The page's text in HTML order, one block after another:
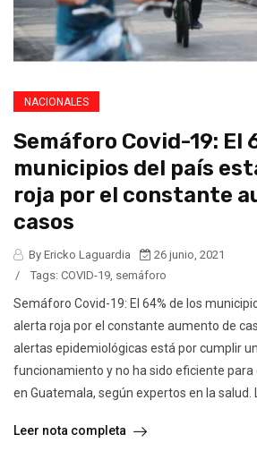
NACIONALES
Semáforo Covid-19: El
municipios del país
roja por el constante
casos
By Ericko Laguardia
26 junio, 2021
/
Tags: COVID-19, semáforo
Semáforo Covid-19: El 64% de los
alerta roja por el constante aumento de
alertas epidemiológicas está por cumplir
funcionamiento y no ha sido eficiente
en Guatemala, según expertos en la salud.
Leer nota completa